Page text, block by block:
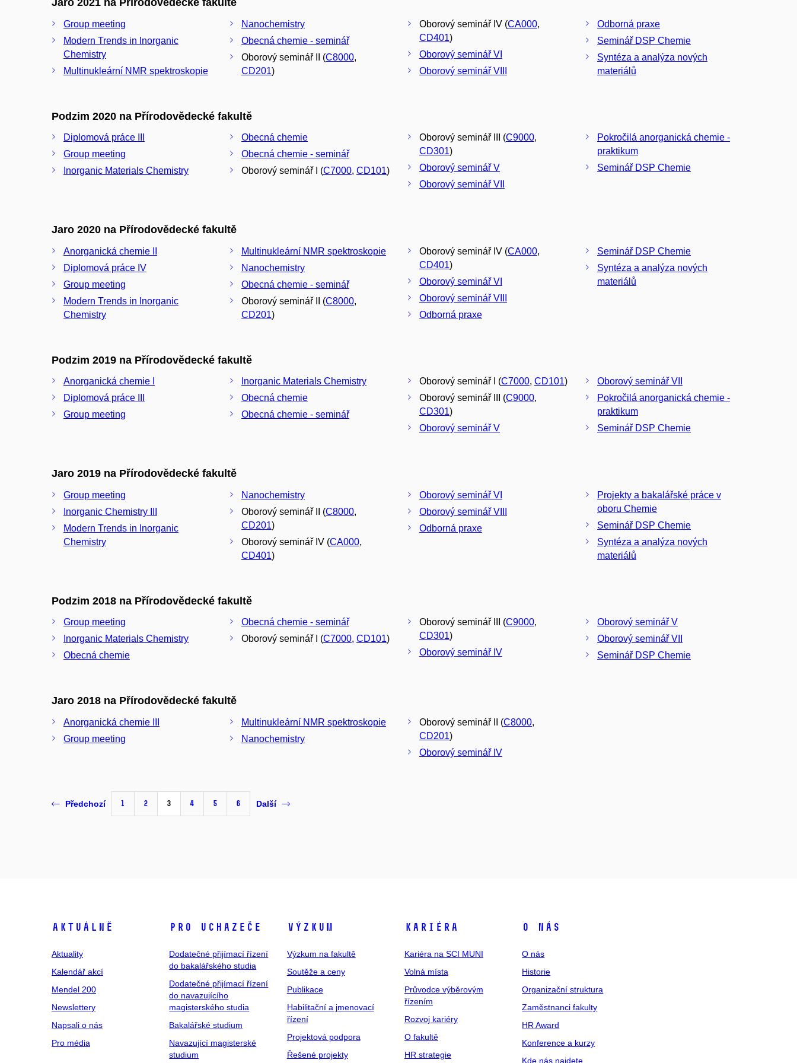
Jaro 2021 na Přírodovědecké fakultě
Group meeting
Modern Trends in Inorganic
Chemistry
Multinukleární NMR spektroskopie
Nanochemistry
Obecná chemie - seminář
Oborový seminář II (C8000,
CD201)
Oborový seminář IV (CA000,
CD401)
Oborový seminář VI
Oborový seminář VIII
Odborná praxe
Seminář DSP Chemie
Syntéza a analýza nových
materiálů
Podzim 2020 na Přírodovědecké fakultě
Diplomová práce III
Group meeting
Inorganic Materials Chemistry
Obecná chemie
Obecná chemie - seminář
Oborový seminář I (C7000, CD101)
Oborový seminář III (C9000,
CD301)
Oborový seminář V
Oborový seminář VII
Pokročilá anorganická chemie -
praktikum
Seminář DSP Chemie
Jaro 2020 na Přírodovědecké fakultě
Anorganická chemie II
Diplomová práce IV
Group meeting
Modern Trends in Inorganic
Chemistry
Multinukleární NMR spektroskopie
Nanochemistry
Obecná chemie - seminář
Oborový seminář II (C8000,
CD201)
Oborový seminář IV (CA000,
CD401)
Oborový seminář VI
Oborový seminář VIII
Odborná praxe
Seminář DSP Chemie
Syntéza a analýza nových
materiálů
Podzim 2019 na Přírodovědecké fakultě
Anorganická chemie I
Diplomová práce III
Group meeting
Inorganic Materials Chemistry
Obecná chemie
Obecná chemie - seminář
Oborový seminář I (C7000, CD101)
Oborový seminář III (C9000,
CD301)
Oborový seminář V
Oborový seminář VII
Pokročilá anorganická chemie -
praktikum
Seminář DSP Chemie
Jaro 2019 na Přírodovědecké fakultě
Group meeting
Inorganic Chemistry III
Modern Trends in Inorganic
Chemistry
Nanochemistry
Oborový seminář II (C8000,
CD201)
Oborový seminář IV (CA000,
CD401)
Oborový seminář VI
Oborový seminář VIII
Odborná praxe
Projekty a bakalářské práce v
oboru Chemie
Seminář DSP Chemie
Syntéza a analýza nových
materiálů
Podzim 2018 na Přírodovědecké fakultě
Group meeting
Inorganic Materials Chemistry
Obecná chemie
Obecná chemie - seminář
Oborový seminář I (C7000, CD101)
Oborový seminář III (C9000,
CD301)
Oborový seminář IV
Oborový seminář V
Oborový seminář VII
Seminář DSP Chemie
Jaro 2018 na Přírodovědecké fakultě
Anorganická chemie III
Group meeting
Multinukleární NMR spektroskopie
Nanochemistry
Oborový seminář II (C8000,
CD201)
Oborový seminář IV
Předchozí 1 2 3 4 5 6 Další
Aktuálně
Aktuality
Kalendář akcí
Mendel 200
Newslettery
Napsali o nás
Pro média
Pro uchazeče
Dodatečné přijímací řízení
do bakalářského studia
Dodatečné přijímací řízení
do navazujícího
magisterského studia
Bakalářské studium
Navazující magisterské
studium
Výzkum
Výzkum na fakultě
Soutěže a ceny
Publikace
Habilitační a jmenovací
řízení
Projektová podpora
Řešené projekty
Kariéra
Kariéra na SCI MUNI
Volná místa
Průvodce výběrovým
řízením
Rozvoj kariéry
O fakultě
HR strategie
O nás
O nás
Historie
Organizační struktura
Zaměstnanci fakulty
HR Award
Konference a kurzy
Kde nás najdete